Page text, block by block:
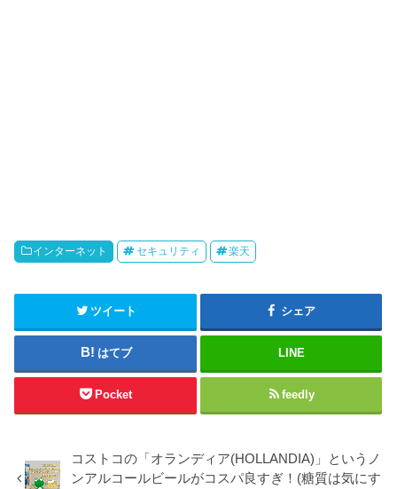
インターネット セキュリティ 楽天
ツイート シェア
はてブ LINE
Pocket feedly
コストコの「オランディア(HOLLANDIA)」というノ
ンアルコールビールがコスパ良すぎ！(糖質は気にす